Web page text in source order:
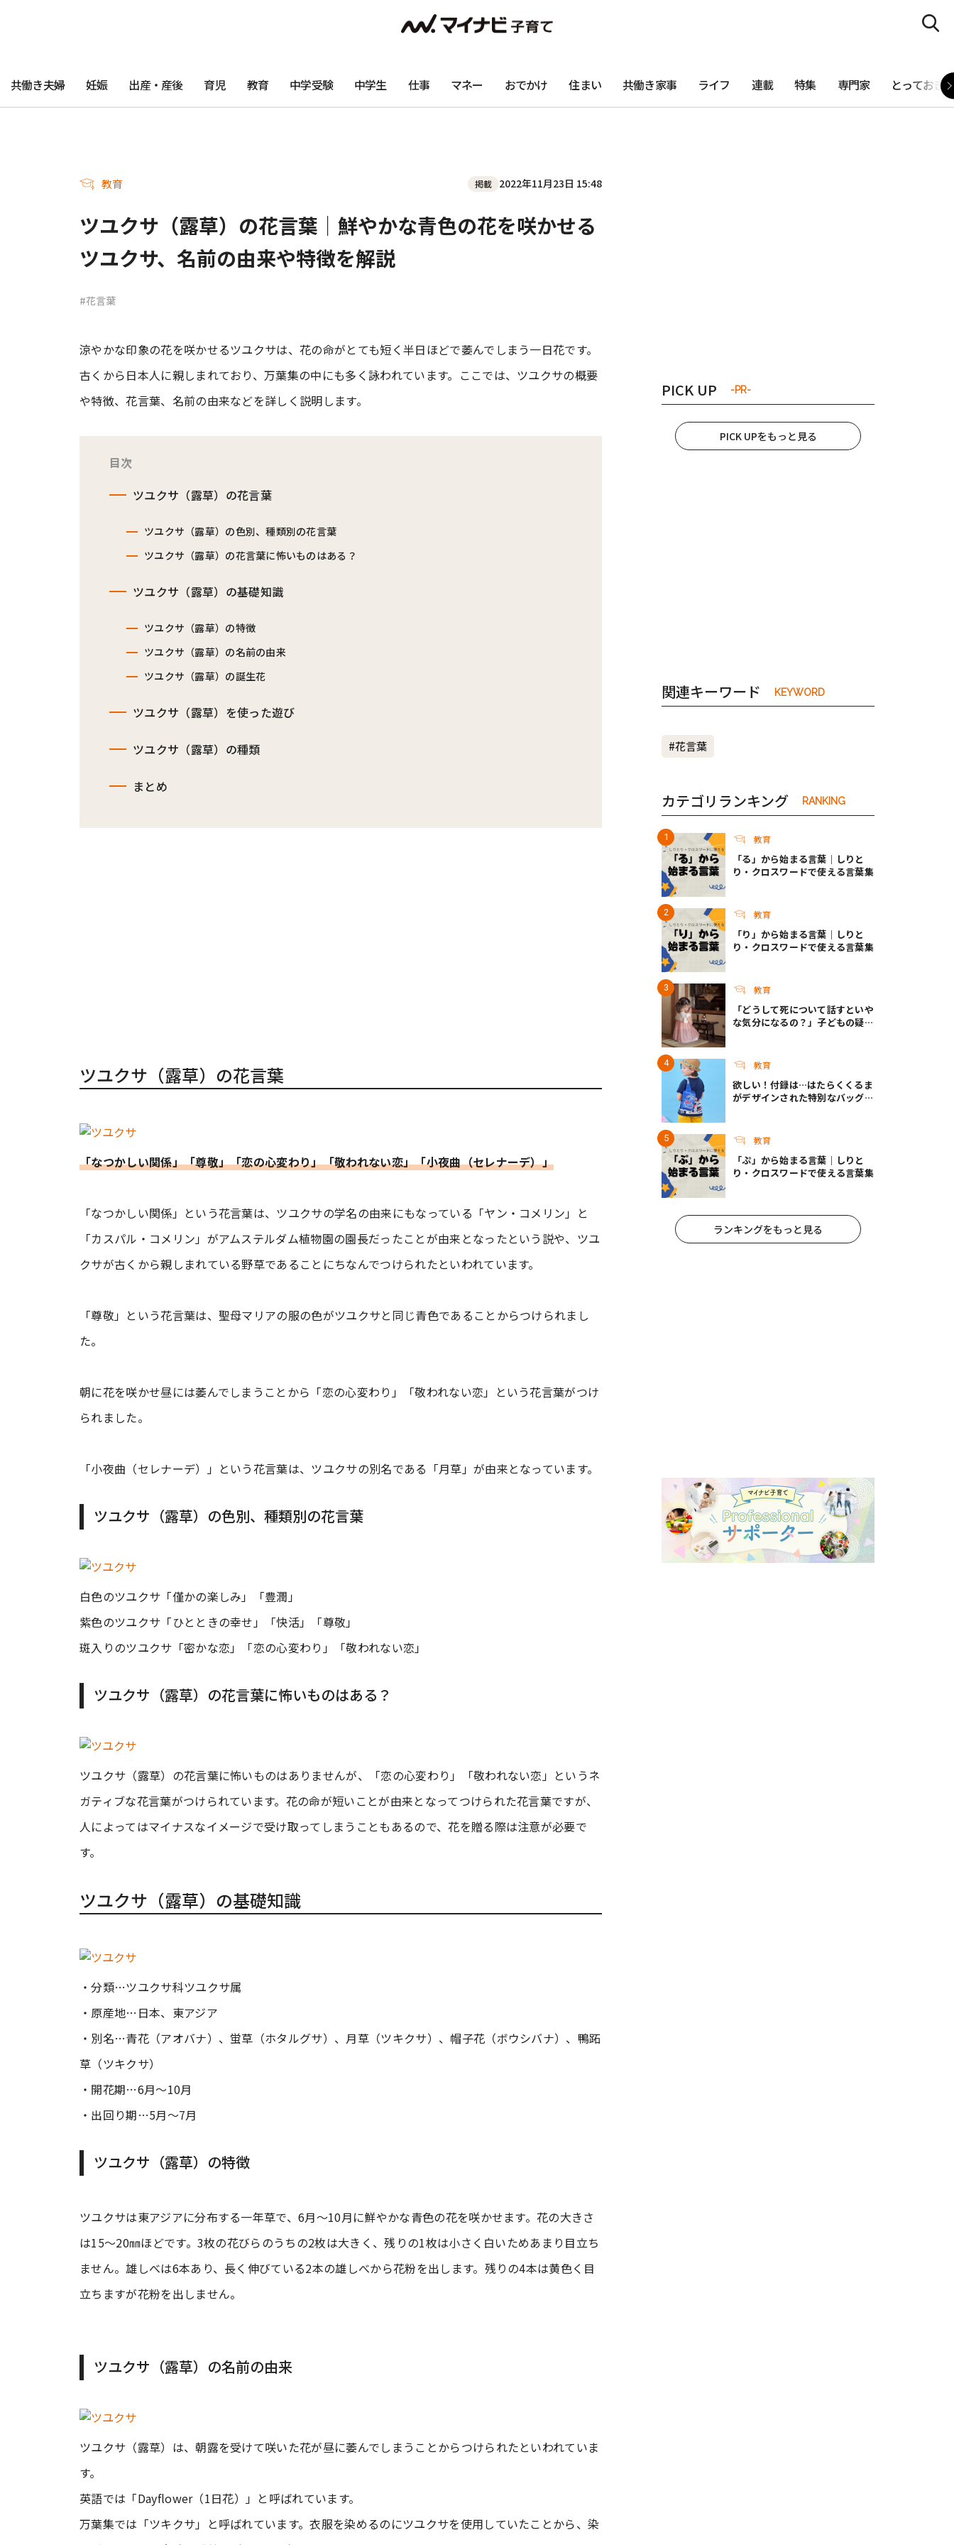
共働き夫婦 妊娠 出産・産後 育児 教育 中学受験 中学生 仕事 マネー おでかけ 住まい 共働き家事 ライフ 連載 特集 専門家 とっておき
教育 掲載 2022年11月23日 15:48
ツユクサ（露草）の花言葉｜鮮やかな青色の花を咲かせる
ツユクサ、名前の由来や特徴を解説
#花言葉
涼やかな印象の花を咲かせるツユクサは、花の命がとても短く半日ほどで萎んでしまう一日花です。
古くから日本人に親しまれており、万葉集の中にも多く詠われています。ここでは、ツユクサの概要
や特徴、花言葉、名前の由来などを詳しく説明します。
目次
ツユクサ（露草）の花言葉
ツユクサ（露草）の色別、種類別の花言葉
ツユクサ（露草）の花言葉に怖いものはある？
ツユクサ（露草）の基礎知識
ツユクサ（露草）の特徴
ツユクサ（露草）の名前の由来
ツユクサ（露草）の誕生花
ツユクサ（露草）を使った遊び
ツユクサ（露草）の種類
まとめ
ツユクサ（露草）の花言葉
「なつかしい関係」「尊敬」「恋の心変わり」「敬われない恋」「小夜曲（セレナーデ）」
「なつかしい関係」という花言葉は、ツユクサの学名の由来にもなっている「ヤン・コメリン」と
「カスパル・コメリン」がアムステルダム植物園の園長だったことが由来となったという説や、ツユ
クサが古くから親しまれている野草であることにちなんでつけられたといわれています。
「尊敬」という花言葉は、聖母マリアの服の色がツユクサと同じ青色であることからつけられまし
た。
朝に花を咲かせ昼には萎んでしまうことから「恋の心変わり」「敬われない恋」という花言葉がつけ
られました。
「小夜曲（セレナーデ）」という花言葉は、ツユクサの別名である「月草」が由来となっています。
ツユクサ（露草）の色別、種類別の花言葉
白色のツユクサ「僅かの楽しみ」「豊潤」
紫色のツユクサ「ひとときの幸せ」「快活」「尊敬」
斑入りのツユクサ「密かな恋」「恋の心変わり」「敬われない恋」
ツユクサ（露草）の花言葉に怖いものはある？
ツユクサ（露草）の花言葉に怖いものはありませんが、「恋の心変わり」「敬われない恋」というネ
ガティブな花言葉がつけられています。花の命が短いことが由来となってつけられた花言葉ですが、
人によってはマイナスなイメージで受け取ってしまうこともあるので、花を贈る際は注意が必要で
す。
ツユクサ（露草）の基礎知識
・分類…ツユクサ科ツユクサ属
・原産地…日本、東アジア
・別名…青花（アオバナ）、蛍草（ホタルグサ）、月草（ツキクサ）、帽子花（ボウシバナ）、鴨跖
草（ツキクサ）
・開花期…6月～10月
・出回り期…5月～7月
ツユクサ（露草）の特徴
ツユクサは東アジアに分布する一年草で、6月〜10月に鮮やかな青色の花を咲かせます。花の大きさ
は15〜20㎜ほどです。3枚の花びらのうちの2枚は大きく、残りの1枚は小さく白いためあまり目立ち
ません。雄しべは6本あり、長く伸びている2本の雄しべから花粉を出します。残りの4本は黄色く目
立ちますが花粉を出しません。
ツユクサ（露草）の名前の由来
ツユクサ（露草）は、朝露を受けて咲いた花が昼に萎んでしまうことからつけられたといわれていま
す。
英語では「Dayflower（1日花）」と呼ばれています。
万葉集では「ツキクサ」と呼ばれています。衣服を染めるのにツユクサを使用していたことから、染
PICK UP -PR-
PICK UPをもっと見る
関連キーワード KEYWORD
#花言葉
カテゴリランキング RANKING
教育
「る」から始まる言葉｜しりと
り・クロスワードで使える言葉集
教育
「り」から始まる言葉｜しりと
り・クロスワードで使える言葉集
教育
「どうして死について話すといや
な気分になるの？」子どもの疑問
教育
欲しい！付録は…はたらくくるま
がデザインされた特別なバッグ！
教育
「ぷ」から始まる言葉｜しりと
り・クロスワードで使える言葉集
ランキングをもっと見る